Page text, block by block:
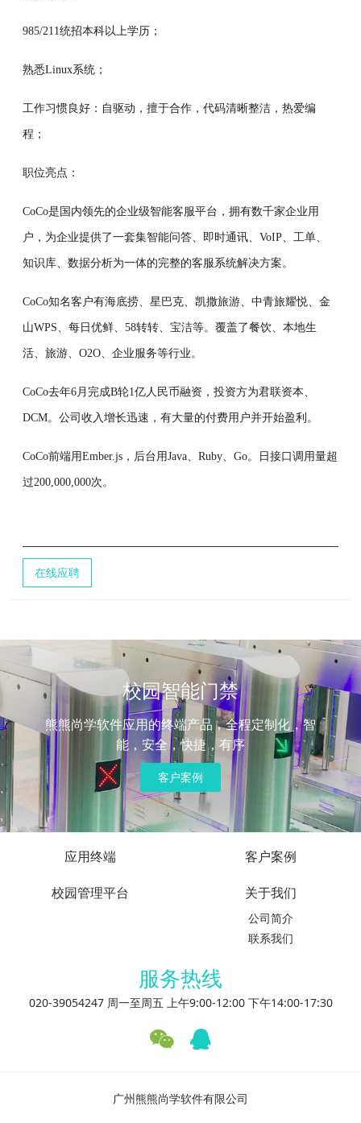
985/211统招本科以上学历；
熟悉Linux系统；
工作习惯良好：自驱动，擅于合作，代码清晰整洁，热爱编
程；
职位亮点：
CoCo是国内领先的企业级智能客服平台，拥有数千家企业用
户，为企业提供了一套集智能问答、即时通讯、VoIP、工单、
知识库、数据分析为一体的完整的客服系统解决方案。
CoCo知名客户有海底捞、星巴克、凯撒旅游、中青旅耀悦、金
山WPS、每日优鲜、58转转、宝洁等。覆盖了餐饮、本地生
活、旅游、O2O、企业服务等行业。
CoCo去年6月完成B轮1亿人民币融资，投资方为君联资本、
DCM。公司收入增长迅速，有大量的付费用户并开始盈利。
CoCo前端用Ember.js，后台用Java、Ruby、Go。日接口调用量超
过200,000,000次。
在线应聘
校园智能门禁
熊熊尚学软件应用的终端产品，全程定制化，智
能，安全，快捷，有序
客户案例
应用终端 客户案例
校园管理平台 关于我们
公司简介
联系我们
服务热线
020-39054247 周一至周五 上午9:00-12:00 下午14:00-17:30
广州熊熊尚学软件有限公司